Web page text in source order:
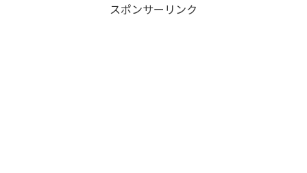
スポンサーリンク